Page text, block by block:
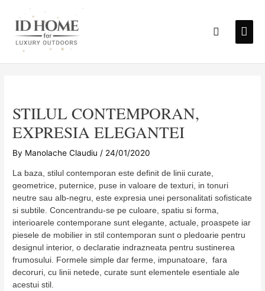
content
Search
STILUL CONTEMPORAN,
EXPRESIA ELEGANTEI
By Manolache Claudiu / 24/01/2020
La baza, stilul contemporan este definit de linii curate,
geometrice, puternice, puse in valoare de texturi, in tonuri
neutre sau alb-negru, este expresia unei personalitati sofisticate
si subtile. Concentrandu-se pe culoare, spatiu si forma,
interioarele contemporane sunt elegante, actuale, proaspete iar
piesele de mobilier in stil contemporan sunt o pledoarie pentru
designul interior, o declaratie indrazneata pentru sustinerea
frumosului. Formele simple dar ferme, impunatoare, fara
decoruri, cu linii netede, curate sunt elementele esentiale ale
acestui stil.